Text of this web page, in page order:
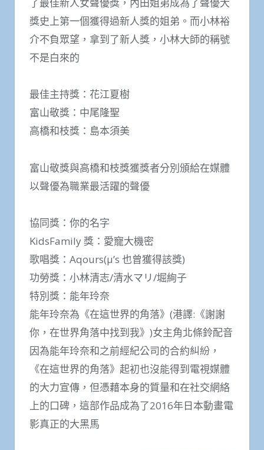
獎史上第一個獲得過新人獎的姐弟。而小林裕
介不負眾望，拿到了新人獎，小林大師的稱號
不是白來的
最佳主持獎：花江夏樹
富山敬獎：中尾隆聖
高橋和枝獎：島本須美
富山敬獎與高橋和枝獎獲獎者分別頒給在媒體
以聲優為職業最活躍的聲優
協同獎：你的名字
KidsFamily 獎：愛寵大機密
歌唱獎：Aqours(μ’s 也曾獲得該獎)
功勞獎：小林清志/清水マリ/堀絢子
特別獎：能年玲奈
能年玲奈為《在這世界的角落》(港譯:《謝謝
你，在世界角落中找到我》)女主角北條鈴配音
因為能年玲奈和之前經紀公司的合約糾紛，
《在這世界的角落》起初也沒能得到電視媒體
的大力宣傳，但憑藉本身的質量和在社交網絡
上的口碑，這部作品成為了2016年日本動畫電
影真正的大黑馬